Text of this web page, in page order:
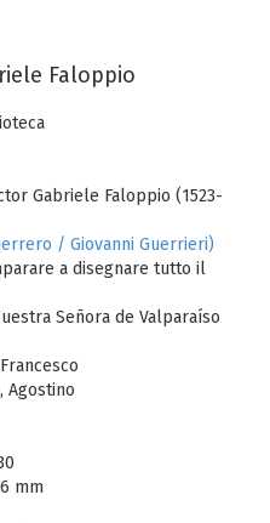
Faloppio
Gabriele Faloppio (1523-
/ Giovanni Guerrieri)
a disegnare tutto il
Señora de Valparaíso
Agostino
mm